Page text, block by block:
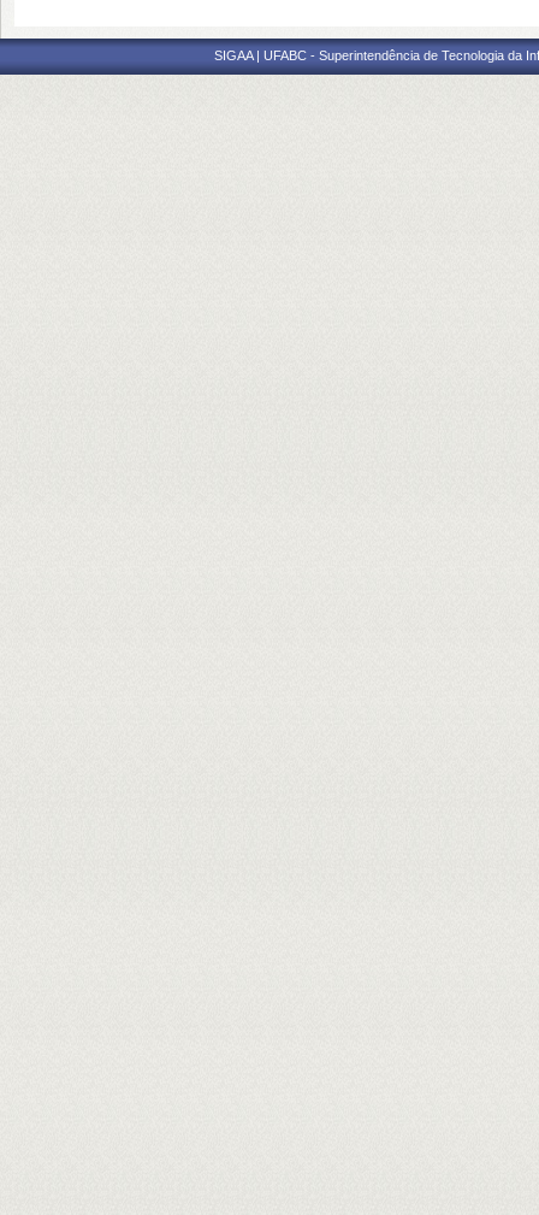
SIGAA | UFABC - Superintendência de Tecnologia da